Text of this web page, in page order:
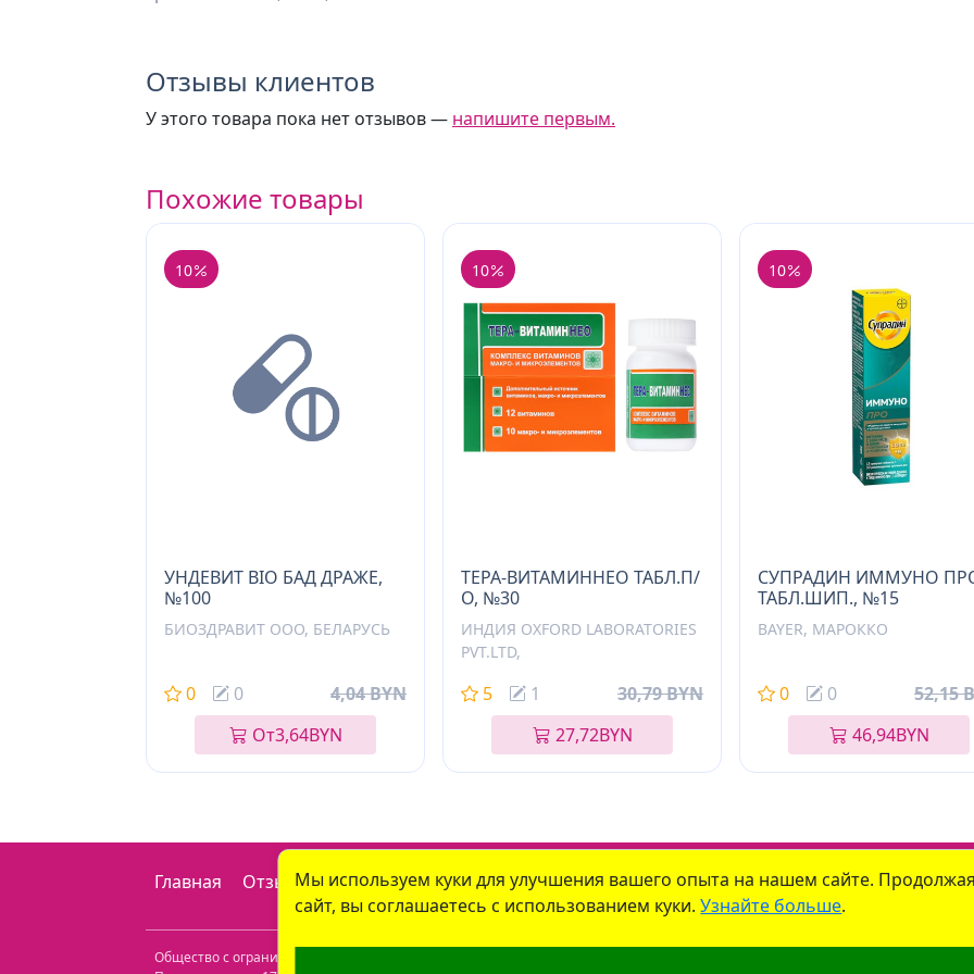
Отзывы клиентов
У этого товара пока нет отзывов — напишите первым.
Похожие товары
10
УНДЕВИТ BIO БАД ДРАЖЕ,
№100
БИОЗДРАВИТ ООО, БЕЛАРУСЬ
0 0
4,04 BYN
От3,64BYN
10
ТЕРА-ВИТАМИННЕО ТАБЛ.П/
О, №30
ИНДИЯ OXFORD LABORATORIES
PVT.LTD,
5 1
30,79 BYN
27,72BYN
10
СУПРАДИН ИММУНО
ТАБЛ.ШИП., №15
BAYER, МАРОККО
0 0
52,15
46,94BYN
Главная Отзывы Наши аптеки Контакты Новости Доставка Как купить Политика
Общество с ограниченной ответственностью "Пролайф" УНП
Мы используем куки для улучшения вашего опыта на нашем сайте.
сайт, вы соглашаетесь с использованием куки.Узнайте больше.